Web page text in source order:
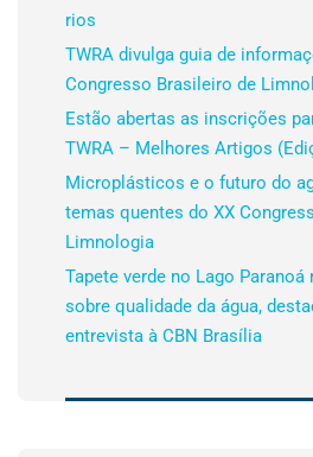
rios
TWRA divulga guia de
Congresso Brasileiro de
Estão abertas as inscrições
TWRA – Melhores Artigos
Microplásticos e o futuro do
temas quentes do XX
Limnologia
Tapete verde no Lago Paranoá
sobre qualidade da água,
entrevista à CBN Brasília